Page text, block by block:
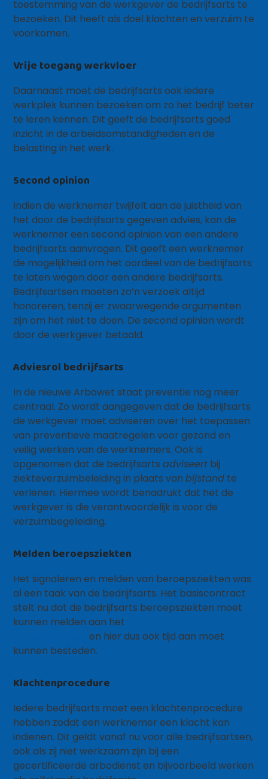
toestemming van de werkgever de bedrijfsarts te
bezoeken. Dit heeft als doel klachten en verzuim te
voorkomen.
Vrije toegang werkvloer
Daarnaast moet de bedrijfsarts ook iedere
werkplek kunnen bezoeken om zo het bedrijf beter
te leren kennen. Dit geeft de bedrijfsarts goed
inzicht in de arbeidsomstandigheden en de
belasting in het werk.
Second opinion
Indien de werknemer twijfelt aan de juistheid van
het door de bedrijfsarts gegeven advies, kan de
werknemer een second opinion van een andere
bedrijfsarts aanvragen. Dit geeft een werknemer
de mogelijkheid om het oordeel van de bedrijfsarts
te laten wegen door een andere bedrijfsarts.
Bedrijfsartsen moeten zo’n verzoek altijd
honoreren, tenzij er zwaarwegende argumenten
zijn om het niet te doen. De second opinion wordt
door de werkgever betaald.
Adviesrol bedrijfsarts
In de nieuwe Arbowet staat preventie nog meer
centraal. Zo wordt aangegeven dat de bedrijfsarts
de werkgever moet adviseren over het toepassen
van preventieve maatregelen voor gezond en
veilig werken van de werknemers. Ook is
opgenomen dat de bedrijfsartsadviseert bij
ziekteverzuimbeleiding in plaats vanbijstand te
verlenen. Hiermee wordt benadrukt dat het de
werkgever is die verantwoordelijk is voor de
verzuimbegeleiding.
Melden beroepsziekten
Het signaleren en melden van beroepsziekten was
al een taak van de bedrijfsarts. Het basiscontract
stelt nu dat de bedrijfsarts beroepsziekten moet
kunnen melden aan het
en hier dus ook tijd aan moet
kunnen besteden.
Klachtenprocedure
Iedere bedrijfsarts moet een klachtenprocedure
hebben zodat een werknemer een klacht kan
indienen. Dit geldt vanaf nu voor alle bedrijfsartsen,
ook als zij niet werkzaam zijn bij een
gecertificeerde arbodienst en bijvoorbeeld werken